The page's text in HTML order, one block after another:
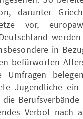
darunter
vor,
in
befürworten
Jugendliche ein
Berufsverbände
Verbot nach